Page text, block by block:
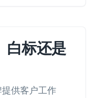
白标还是
供客户工作